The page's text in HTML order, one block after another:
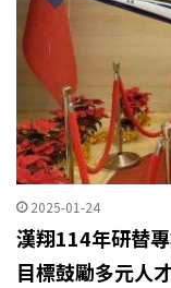
2025-01-24
漢翔114年研替
目標鼓勵多元人